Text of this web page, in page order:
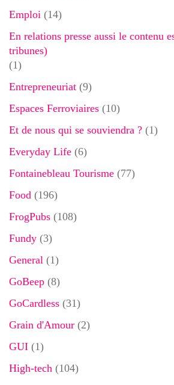
Emploi (14)
En relations presse aussi le contenu
tribunes)
(1)
Entrepreneuriat (9)
Espaces Ferroviaires (10)
Et de nous qui se souviendra ? (1)
Everyday Life (6)
Fontainebleau Tourisme (77)
Food (196)
FrogPubs (108)
Fundy (3)
General (1)
GoBeep (8)
GoCardless (31)
Grain d'Amour (2)
GUI (1)
High-tech (104)